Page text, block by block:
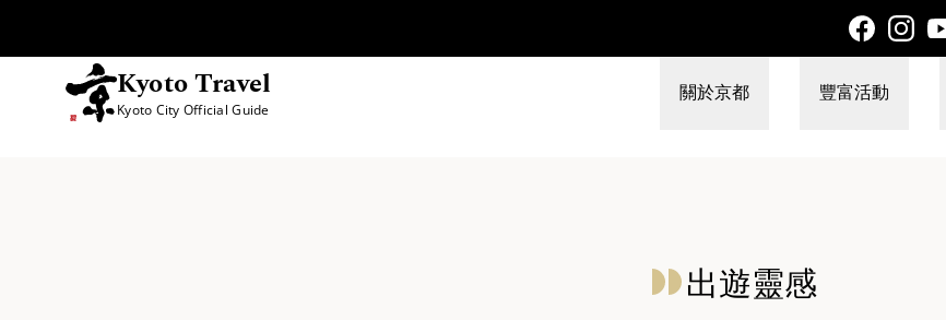
Kyoto Travel
Kyoto City Official Guide
關於京都 豐富活動
出遊靈感